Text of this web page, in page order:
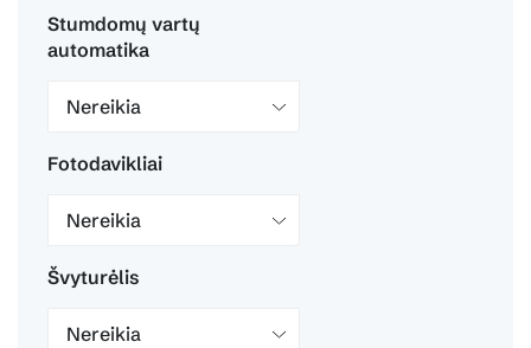
Stumdomų vartų
automatika
Nereikia
Fotodavikliai
Nereikia
Švyturėlis
Nereikia